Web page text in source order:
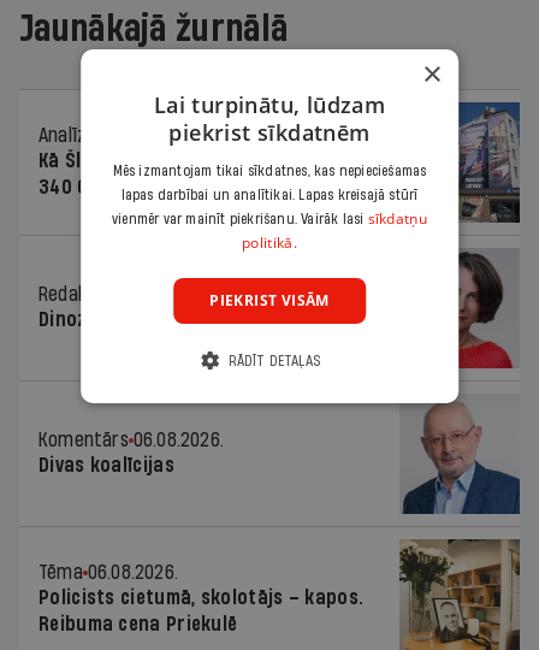
Jaunākajā žurnālā
Analīze
06.08.2026.
Kā Šlesera partija palika nesodīta par
340 000 vērtu reklāmas kampaņu
Redaktores sleja
06.08.2026.
Dinozaura triks
Komentārs 06.08.2026.
Divas koalīcijas
Tēma 06.08.2026.
Policists cietumā, skolotājs – kapos.
Reibuma cena Priekulē
×
Lai turpinātu, lūdzam
piekrist sīkdatnēm
Mēs izmantojam tikai sīkdatnes, kas nepieciešamas
lapas darbībai un analītikai. Lapas kreisajā stūrī
vienmēr var mainīt piekrišanu. Vairāk lasi sīkdatņu
politikā.
PIEKRIST VISĀM
RĀDĪT DETAĻAS